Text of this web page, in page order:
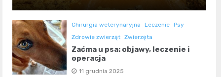
Chirurgia weterynaryjna Leczenie Psy
Zdrowie zwierząt Zwierzęta
Zaćma u psa: objawy, leczenie i
operacja
11 grudnia 2025